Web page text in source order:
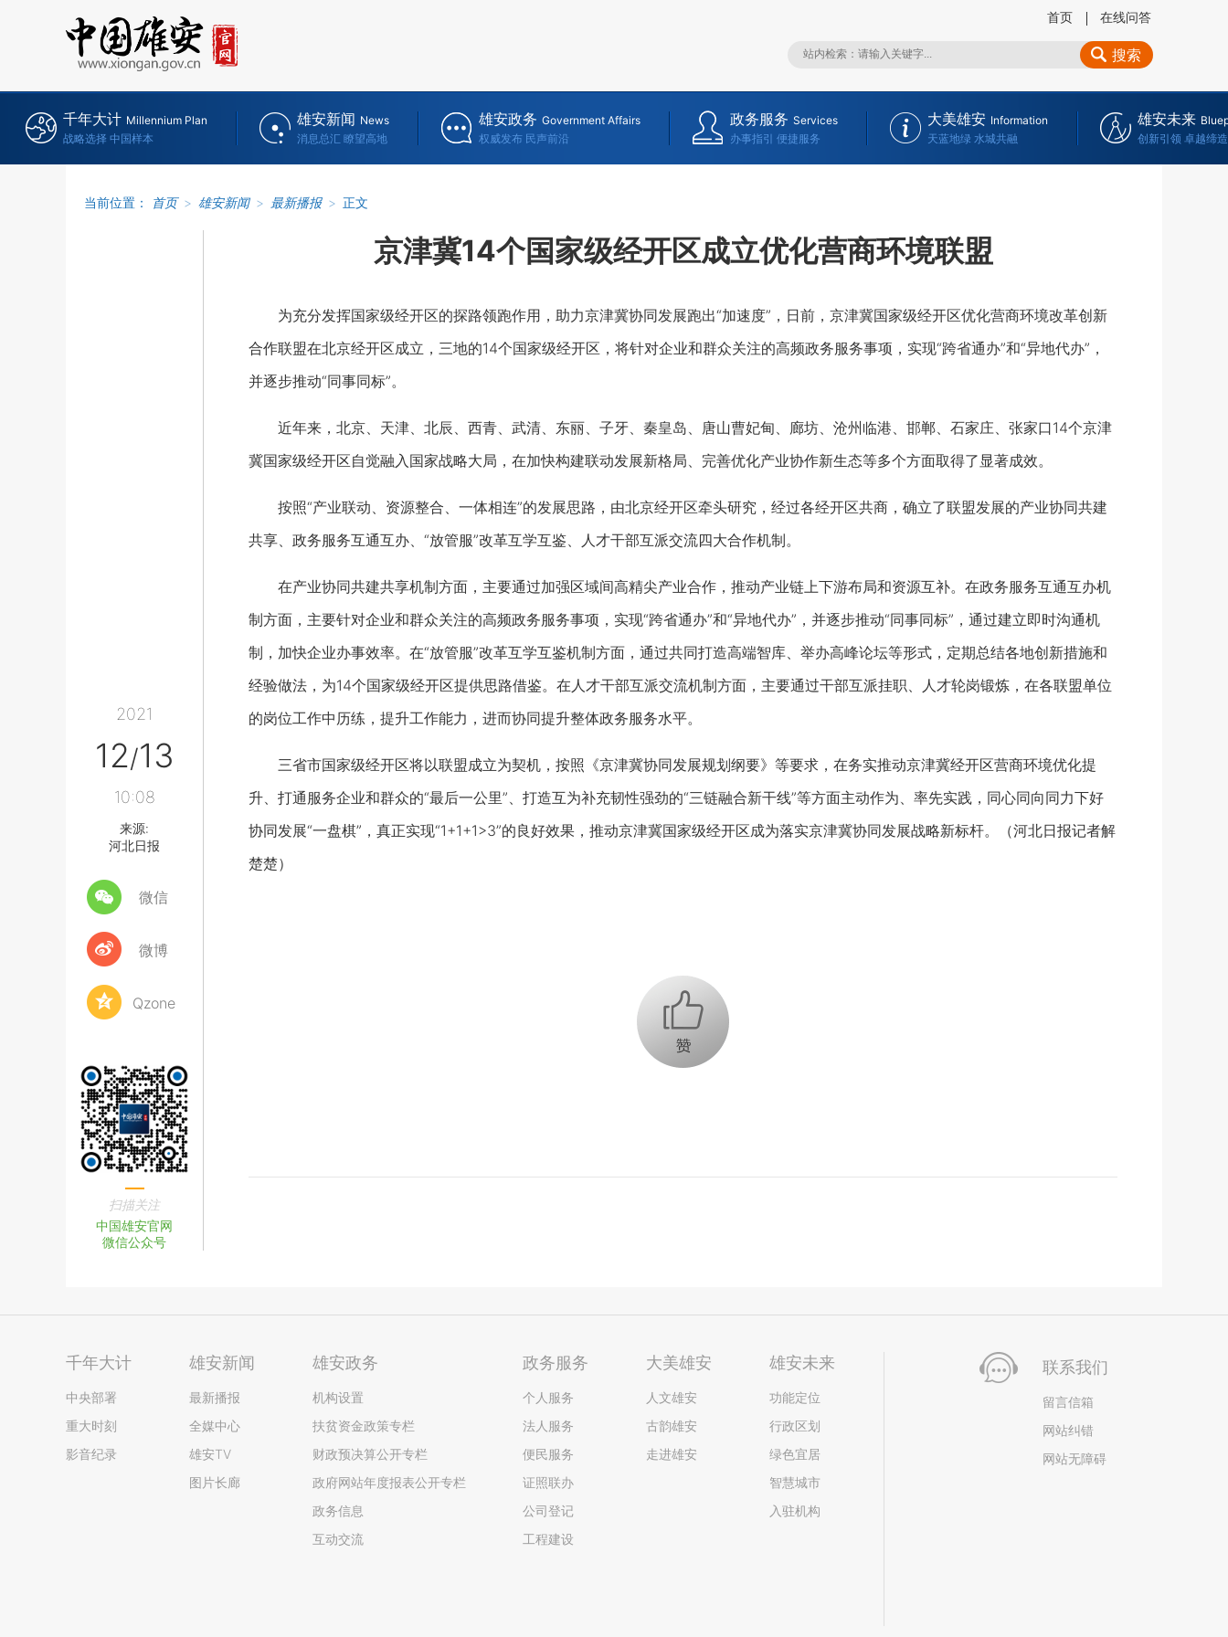
首页 在线问答
搜索
千年大计 Millennium Plan
战略选择 中国样本
雄安新闻 News
消息总汇 瞭望高地
雄安政务 Government Affairs
权威发布 民声前沿
政务服务 Services
办事指引 便捷服务
大美雄安 Information
天蓝地绿 水城共融
雄安未来
创新引领 卓越缔造
当前位置： 首页 > 雄安新闻 > 最新播报 > 正文
2021
12/13
10:08
来源:
河北日报
微信
微博
Qzone
扫描关注
中国雄安官网
微信公众号
京津冀14个国家级经开区成立优化营商环境联盟
为充分发挥国家级经开区的探路领跑作用，助力京津冀协同发展跑出“加速度”，日前，京津冀国家级经开区优化营商环境改革创新
合作联盟在北京经开区成立，三地的14个国家级经开区，将针对企业和群众关注的高频政务服务事项，实现“跨省通办”和“异地代办”，
并逐步推动“同事同标”。
近年来，北京、天津、北辰、西青、武清、东丽、子牙、秦皇岛、唐山曹妃甸、廊坊、沧州临港、邯郸、石家庄、张家口14个京津
冀国家级经开区自觉融入国家战略大局，在加快构建联动发展新格局、完善优化产业协作新生态等多个方面取得了显著成效。
按照“产业联动、资源整合、一体相连”的发展思路，由北京经开区牵头研究，经过各经开区共商，确立了联盟发展的产业协同共建
共享、政务服务互通互办、“放管服”改革互学互鉴、人才干部互派交流四大合作机制。
在产业协同共建共享机制方面，主要通过加强区域间高精尖产业合作，推动产业链上下游布局和资源互补。在政务服务互通互办机
制方面，主要针对企业和群众关注的高频政务服务事项，实现“跨省通办”和“异地代办”，并逐步推动“同事同标”，通过建立即时沟通机
制，加快企业办事效率。在“放管服”改革互学互鉴机制方面，通过共同打造高端智库、举办高峰论坛等形式，定期总结各地创新措施和
经验做法，为14个国家级经开区提供思路借鉴。在人才干部互派交流机制方面，主要通过干部互派挂职、人才轮岗锻炼，在各联盟单位
的岗位工作中历练，提升工作能力，进而协同提升整体政务服务水平。
三省市国家级经开区将以联盟成立为契机，按照《京津冀协同发展规划纲要》等要求，在务实推动京津冀经开区营商环境优化提
升、打通服务企业和群众的“最后一公里”、打造互为补充韧性强劲的“三链融合新干线”等方面主动作为、率先实践，同心同向同力下好
协同发展“一盘棋”，真正实现“1+1+1>3”的良好效果，推动京津冀国家级经开区成为落实京津冀协同发展战略新标杆。（河北日报记者解
楚楚）
+1
千年大计
中央部署
重大时刻
影音纪录
雄安新闻
最新播报
全媒中心
雄安TV
图片长廊
雄安政务
机构设置
扶贫资金政策专栏
财政预决算公开专栏
政府网站年度报表公开专栏
政务信息
互动交流
政务服务
个人服务
法人服务
便民服务
证照联办
公司登记
工程建设
大美雄安
人文雄安
古韵雄安
走进雄安
雄安未来
功能定位
行政区划
绿色宜居
智慧城市
入驻机构
联系我们
留言信箱
网站纠错
网站无障碍